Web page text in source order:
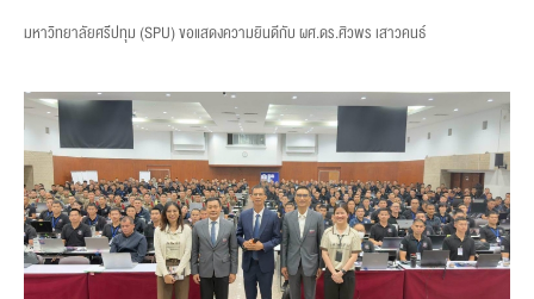
มหาวิทยาลัยศรีปทุม (SPU) ขอแสดงความยินดีกับ ผศ.ดร.ศิวพร เสาวคนธ์